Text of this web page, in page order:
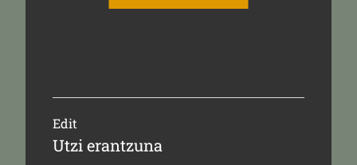
Edit
Utzi erantzuna